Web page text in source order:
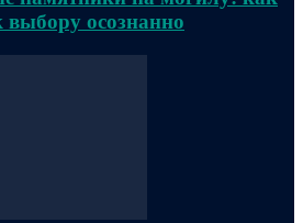
выбору осознанно